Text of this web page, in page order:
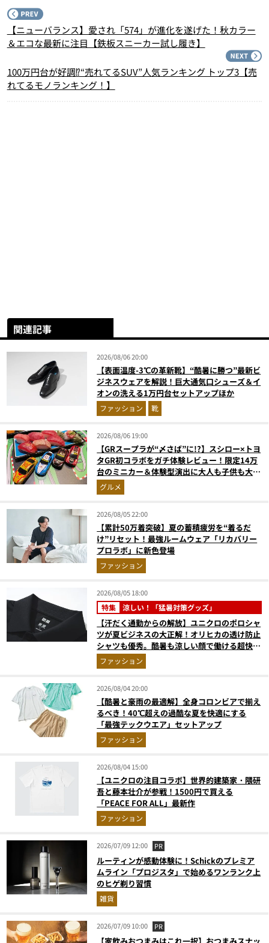
【ニューバランス】愛され「574」が進化を遂げた！秋カラー
＆エコな最新に注目【鉄板スニーカー試し履き】
100万円台が好調⁉“売れてるSUV”人気ランキング トップ3【売
れてるモノランキング！】
関連記事
2026/08/06 20:00
【表面温度-3℃の革新靴】“酷暑に勝つ”最新ビ
ジネスウェアを解説！巨大通気口シューズ＆イ
オンの洗える1万円台セットアップほか
ファッション 靴
2026/08/06 19:00
【GRスープラが“〆さば”に!?】スシロー×トヨ
タGR初コラボをガチ体験レビュー！限定14万
台のミニカー＆体験型演出に大人も子供も大興
奮間違いなし
グルメ
2026/08/05 22:00
【累計50万着突破】夏の蓄積疲労を“着るだ
け”リセット！最強ルームウェア「リカバリー
プロラボ」に新色登場
ファッション
2026/08/05 18:00
特集 涼しい！「猛暑対策グッズ」
【汗だく通勤からの解放】ユニクロのポロシャ
ツが夏ビジネスの大正解！オリヒカの透け防止
シャツも優秀。酷暑も涼しい顔で働ける超快適
ウエアの実力
ファッション
2026/08/04 20:00
【酷暑と豪雨の最適解】全身コロンビアで揃え
るべき！40℃超えの過酷な夏を快適にする
「最強テックウエア」セットアップ
ファッション
2026/08/04 15:00
【ユニクロの注目コラボ】世界的建築家・隈研
吾と藤本壮介が参戦！1500円で買える
「PEACE FOR ALL」最新作
ファッション
2026/07/09 12:00 PR
ルーティンが感動体験に！Schickのプレミア
ムライン「プロジスタ」で始めるワンランク上
のヒゲ剃り習慣
雑貨
2026/07/09 10:00 PR